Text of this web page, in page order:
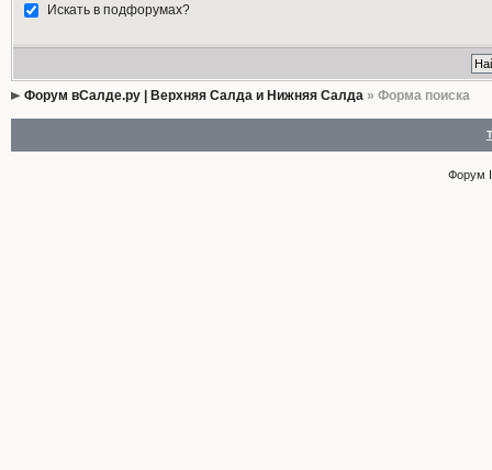
Искать в подфорумах?
Форум вСалде.ру | Верхняя Салда и Нижняя Салда» Форма поиска
Форум